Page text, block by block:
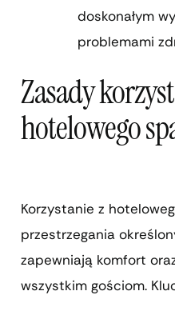
doskonałym
problemami
Zasady
hotelowego
Korzystanie z
przestrzegania
zapewniają komfort
wszystkim gościom.